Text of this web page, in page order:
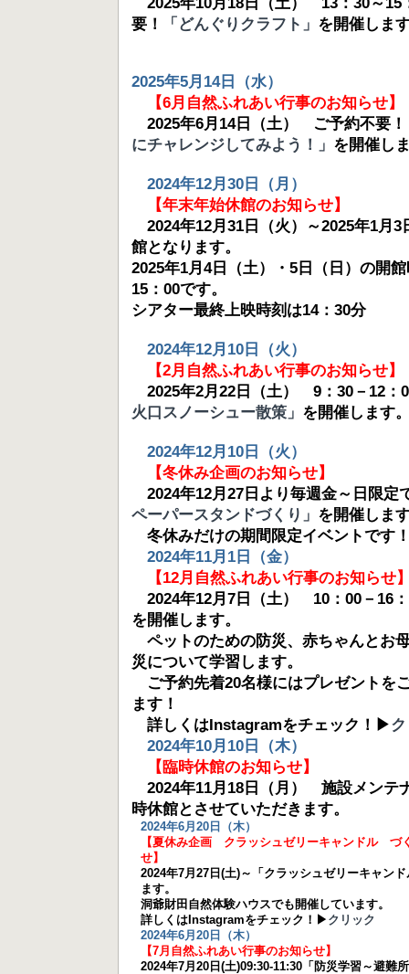
要！
「どんぐりクラフト」 を開催しま
2025年5月14日（水）
【6月自然ふれあい行事のお知らせ】
2025年6月14日（土） ご予約不要！
にチャレンジしてみよう！」 を開催し
2024年12月30日（月）
【年末年始休館のお知らせ】
2024年12月31日（火）～2025年1月3
館となります。
2025年1月4日（土）・5日（日）の開
15：00です。
シアター最終上映時刻は14：30分
2024年12月10日（火）
【2月自然ふれあい行事のお知らせ】
2025年2月22日（土） 9：30－12：
火口スノーシュー散策」 を開催します
2024年12月10日（火）
【冬休み企画のお知らせ】
2024年12月27日より毎週金～日限定
ペーパースタンドづくり」 を開催しま
冬休みだけの期間限定イベントです
2024年11月1日（金）
【12月自然ふれあい行事のお知らせ
2024年12月7日（土） 10：00－16
を開催します。
ペットのための防災、赤ちゃんとお
災について学習します。
ご予約先着20名様にはプレゼントを
ます！
詳しくはInstagramをチェック！▶
2024年10月10日（木）
【臨時休館のお知らせ】
2024年11月18日（月） 施設メンテ
時休館とさせていただきます。
2024年6月20日（木）
【夏休み企画 クラッシュゼリーキャンドル づ
せ】
2024年7月27日(土)～「クラッシュゼリーキャン
ます。
洞爺財田自然体験ハウスでも開催しています。
詳しくはInstagramをチェック！▶ クリック
2024年6月20日（木）
【7月自然ふれあい行事のお知らせ】
2024年7月20日(土)09:30-11:30「防災学習～避難